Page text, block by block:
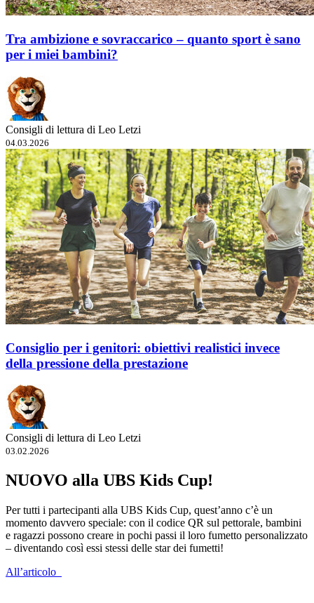
Tra ambizione e sovraccarico – quanto sport è sano
per i miei bambini?
Consigli di lettura di Leo Letzi
04.03.2026
Consiglio per i genitori: obiettivi realistici invece
della pressione della prestazione
Consigli di lettura di Leo Letzi
03.02.2026
NUOVO alla UBS Kids Cup!
Per tutti i partecipanti alla UBS Kids Cup, quest’anno c’è un
momento davvero speciale: con il codice QR sul pettorale, bambini
e ragazzi possono creare in pochi passi il loro fumetto personalizzato
– diventando così essi stessi delle star dei fumetti!
All’articolo